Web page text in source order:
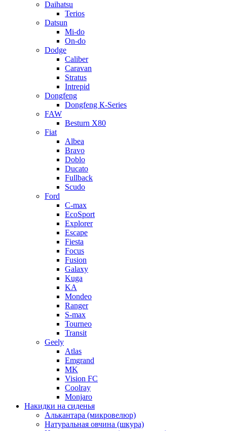
Daihatsu
Terios
Datsun
Mi-do
On-do
Dodge
Caliber
Caravan
Stratus
Intrepid
Dongfeng
Dongfeng К-Series
FAW
Besturn Х80
Fiat
Albea
Bravo
Doblo
Ducato
Fullback
Scudo
Ford
C-max
EcoSport
Explorer
Escape
Fiesta
Focus
Fusion
Galaxy
Kuga
KA
Mondeo
Ranger
S-max
Tourneo
Transit
Geely
Atlas
Emgrand
MK
Vision FC
Coolray
Monjaro
Накидки на сиденья
Алькантара (микровелюр)
Натуральная овчина (шкура)